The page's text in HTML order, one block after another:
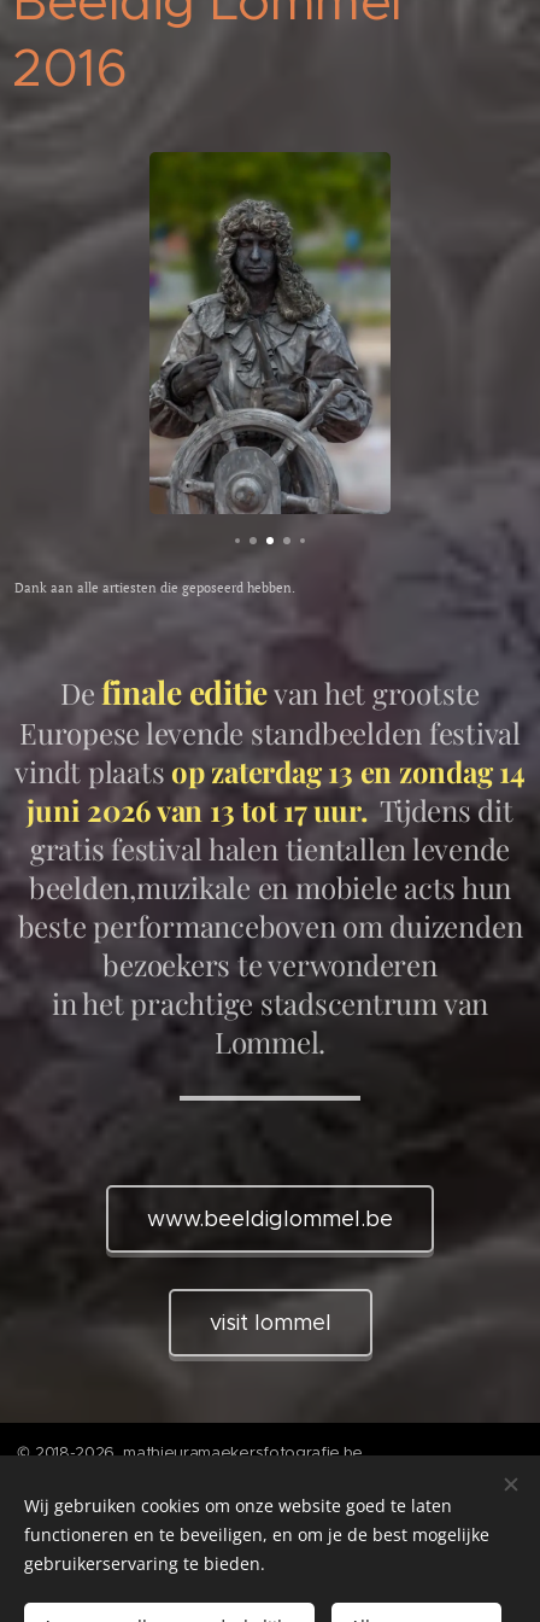
2016
Dank aan alle artiesten die geposeerd hebben.
Definale editievan het grootste
Europese levende standbeelden festival
vindt plaats op zaterdag 13 en zondag 14
juni 2026 van 13 tot 17 uur.Tijdens dit
gratis festival halen tientallen levende
beelden,muzikale en mobiele acts hun
beste performanceboven om duizenden
bezoekers te verwonderen
in het prachtige stadscentrum van
Lommel.
www.beeldiglommel.be
visit lommel
© 2018-2026 mathieuramaekersfotografie.be
Alle foto's op deze website zijn beschermd door het auteursrecht
van Mathieu Ramaekers. Ze mogen niet worden gekopieerd,
voorafgaande schriftelijke toestemming.
Wij gebruiken cookies om onze website goed te laten
functioneren en te beveiligen, en om je de best mogelijke
gebruikerservaring te bieden.